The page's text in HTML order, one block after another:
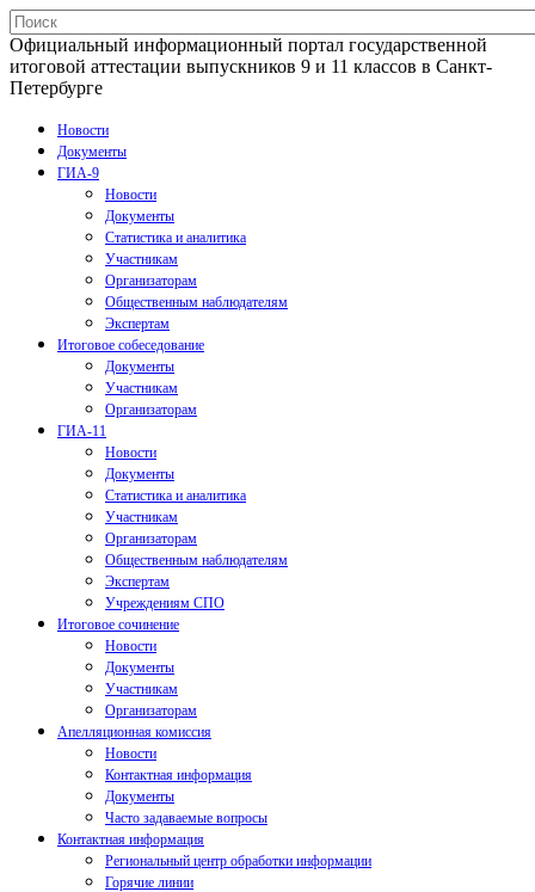
Официальный информационный портал государственной
итоговой аттестации выпускников 9 и 11 классов в Санкт-
Петербурге
Новости
Документы
ГИА-9
Новости
Документы
Статистика и аналитика
Участникам
Организаторам
Общественным наблюдателям
Экспертам
Итоговое собеседование
Документы
Участникам
Организаторам
ГИА-11
Новости
Документы
Статистика и аналитика
Участникам
Организаторам
Общественным наблюдателям
Экспертам
Учреждениям СПО
Итоговое сочинение
Новости
Документы
Участникам
Организаторам
Апелляционная комиссия
Новости
Контактная информация
Документы
Часто задаваемые вопросы
Контактная информация
Региональный центр обработки информации
Горячие линии